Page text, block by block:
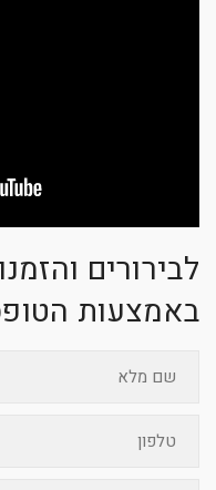
לבירורים
באמצעות